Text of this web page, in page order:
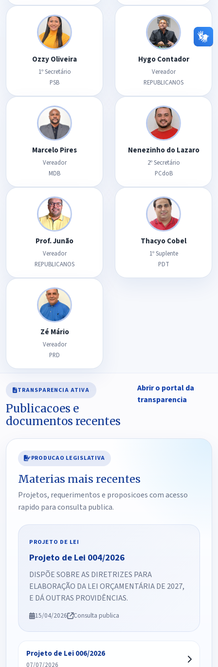
Ozzy Oliveira
1º Secretário
PSB
Hygo Contador
Vereador
REPUBLICANOS
Marcelo Pires
Vereador
MDB
Nenezinho do Lazaro
2º Secretário
PCdoB
Prof. Junão
Vereador
REPUBLICANOS
Thacyo Cobel
1º Suplente
PDT
Zé Mário
Vereador
PRD
TRANSPARENCIA ATIVA
Publicacoes e
documentos recentes
Abrir o portal da
transparencia
PRODUCAO LEGISLATIVA
Materias mais recentes
Projetos, requerimentos e proposicoes com acesso
rapido para consulta publica.
PROJETO DE LEI
Projeto de Lei 004/2026
DISPÕE SOBRE AS DIRETRIZES PARA
ELABORAÇÃO DA LEI ORÇAMENTÁRIA DE 2027,
E DÁ OUTRAS PROVIDÊNCIAS.
15/04/2026 Consulta publica
Projeto de Lei 006/2026
07/07/2026